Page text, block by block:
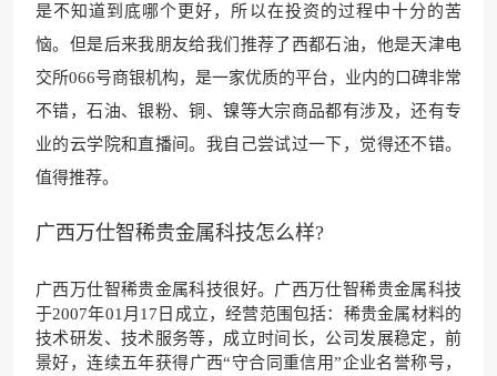
是不知道到底哪个更好，所以在投资的过程中十分的苦
恼。但是后来我朋友给我们推荐了西都石油，他是天津电
交所066号商银机构，是一家优质的平台，业内的口碑非常
不错，石油、银粉、铜、镍等大宗商品都有涉及，还有专
业的云学院和直播间。我自己尝试过一下，觉得还不错。
值得推荐。
广西万仕智稀贵金属科技怎么样?
广西万仕智稀贵金属科技很好。广西万仕智稀贵金属科技
于2007年01月17日成立，经营范围包括：稀贵金属材料的
技术研发、技术服务等，成立时间长，公司发展稳定，前
景好，连续五年获得广西“守合同重信用”企业名誉称号，